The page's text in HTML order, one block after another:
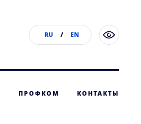
RU / EN
ПРОФКОМ КОНТАКТЫ